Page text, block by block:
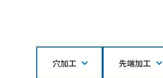
穴加工 先端加工